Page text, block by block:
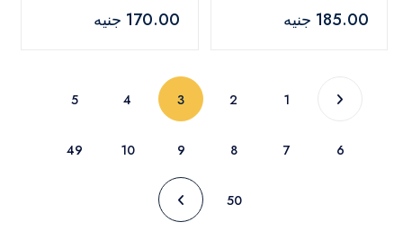
185.00 جنيه 170.00 جنيه
1
2
3
(current)
4
5
6
7
8
9
10
49
50